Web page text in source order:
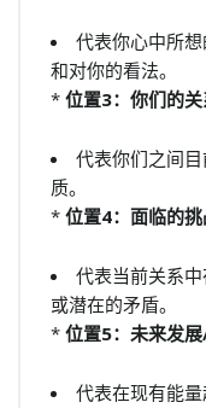
代表你心中所
和对你的看法。
* 位置3：你们的
代表你们之间
质。
* 位置4：面临的
代表当前关系
或潜在的矛盾。
* 位置5：未来发
代表在现有能